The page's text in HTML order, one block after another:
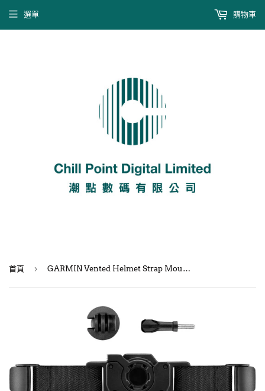
選單 購物車
首頁 › GARMIN Vented Helmet Strap Mount (VIRB® Series) #010-12256-04